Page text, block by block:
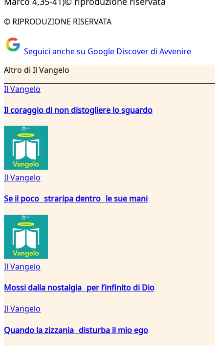
© RIPRODUZIONE RISERVATA
Seguici anche su Google Discover di Avvenire
Altro di Il Vangelo
Il Vangelo
Il coraggio di non distogliere lo sguardo
Il Vangelo
Se il poco straripa dentro le sue mani
Il Vangelo
Mossi dalla nostalgia per l’infinito di Dio
Il Vangelo
Quando la zizzania disturba il mio ego